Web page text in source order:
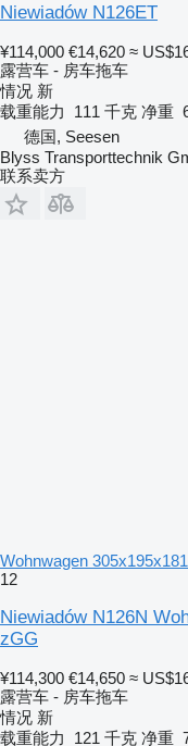
Niewiadów N126ET
¥114,000 €14,620 ≈
露营车 - 房车拖车
情况 新
载重能力
111 千克 净重
德国, Seesen
Blyss Transporttechnik
联系卖方
Wohnwagen
12
Niewiadów N126N
zGG
¥114,300 €14,650 ≈
露营车 - 房车拖车
情况 新
载重能力
121 千克 净重